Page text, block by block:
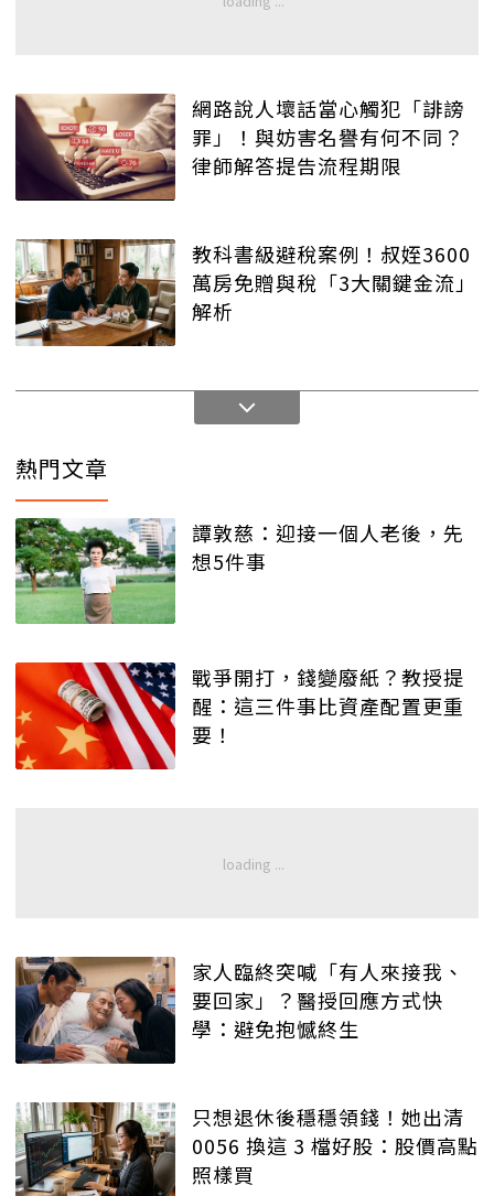
網路說人壞話當心觸犯「誹謗
罪」！與妨害名譽有何不同？
律師解答提告流程期限
教科書級避稅案例！叔姪3600
萬房免贈與稅「3大關鍵金流」
解析
熱門文章
譚敦慈：迎接一個人老後，先
想5件事
戰爭開打，錢變廢紙？教授提
醒：這三件事比資產配置更重
要！
家人臨終突喊「有人來接我、
要回家」？醫授回應方式快
學：避免抱憾終生
只想退休後穩穩領錢！她出清
0056 換這 3 檔好股：股價高點
照樣買